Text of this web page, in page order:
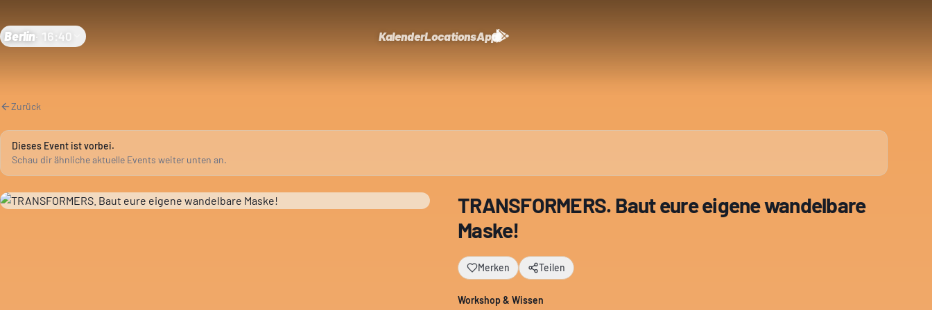
Berlin· 16:40 KalenderLocationsApp
Zurück
Dieses Event ist vorbei.
Schau dir ähnliche aktuelle Events weiter unten an.
TRANSFORMERS. Baut eure eigene wandelbare
Maske!
Merken Teilen
Workshop & Wissen